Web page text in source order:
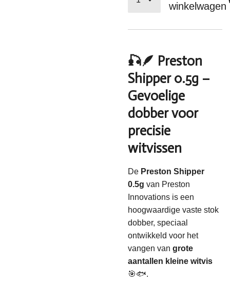
winkelwagen
🎣🪶 Preston
Shipper 0.5g –
Gevoelige
dobber voor
precisie
witvissen
De Preston Shipper
0.5g van Preston
Innovations is een
hoogwaardige vaste stok
dobber, speciaal
ontwikkeld voor het
vangen van grote
aantallen kleine witvis
🎯🐟.